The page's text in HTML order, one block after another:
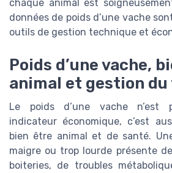
chaque animal est
données de poids d’une vache
outils de gestion technique et
Poids d’une vache,
animal et gestion du
Le poids d’une vache n’est
indicateur économique, c’est
bien être animal et de santé.
maigre ou trop lourde présente
boiteries, de troubles